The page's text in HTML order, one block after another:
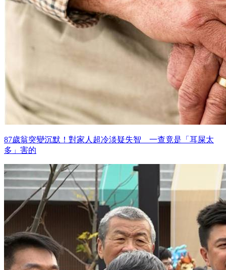
87歲翁突變沉默！對家人超冷淡疑失智 一查竟是「耳屎太
多」害的